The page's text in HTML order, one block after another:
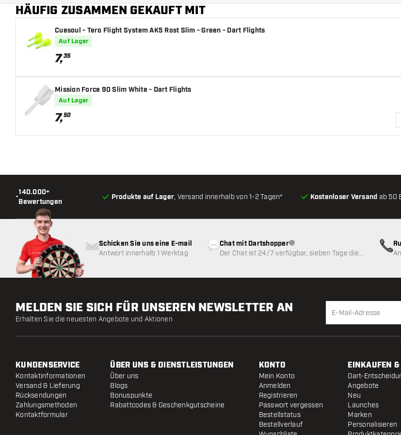
HÄUFIG ZUSAMMEN GEKAUFT MIT
Cuesoul - Tero Flight System AK5 Rost Slim - Green - Dart Flights
Auf Lager
7,35
Mission Force 90 Slim White - Dart Flights
Auf Lager
7,50
•
140.000+
Bewertungen
Produkte auf Lager, Versand innerhalb von 1-2 Tagen* Kostenloser Versand ab 50
Schicken Sie uns eine E-mail
Antwort innerhalb 1 Werktag
Chat mit DartshopperKundenservice nicht verfügbar
Der Chat ist 24/7 verfügbar, sieben Tage die
MELDEN SIE SICH FÜR UNSEREN NEWSLETTER AN
Erhalten Sie die neuesten Angebote und Aktionen
KUNDENSERVICE
Kontaktinformationen
Versand & Lieferung
Rücksendungen
Zahlungsmethoden
Kontaktformular
ÜBER UNS & DIENSTLEISTUNGEN
Über uns
Blogs
Bonuspunkte
Rabattcodes & Geschenkgutscheine
KONTO
Mein Konto
Anmelden
Registrieren
Passwort vergessen
Bestellstatus
Bestellverlauf
EINKAUFEN
Dart-
Angebote
Neu
Launches
Marken
Personalisieren